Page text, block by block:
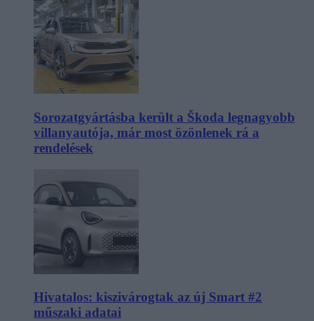
Sorozatgyártásba került a Škoda legnagyobb
villanyautója, már most özönlenek rá a
rendelések
Hivatalos: kiszivárogtak az új Smart #2
műszaki adatai